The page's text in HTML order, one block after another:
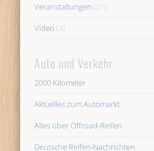
Veranstaltungen (21)
Video (4)
Auto und Verkehr
2000 Kilometer
Aktuelles zum Automarkt
Alles über Offroad-Reifen
Deutsche Reifen-Nachrichten